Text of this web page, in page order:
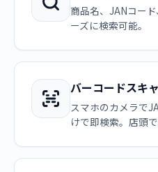
商品名、JANコー
ーズに検索可能。
バーコードスキ
スマホのカメラで
けで即検索。店頭